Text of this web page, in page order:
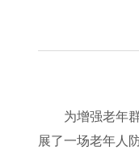
为增强老年
展了一场老年人